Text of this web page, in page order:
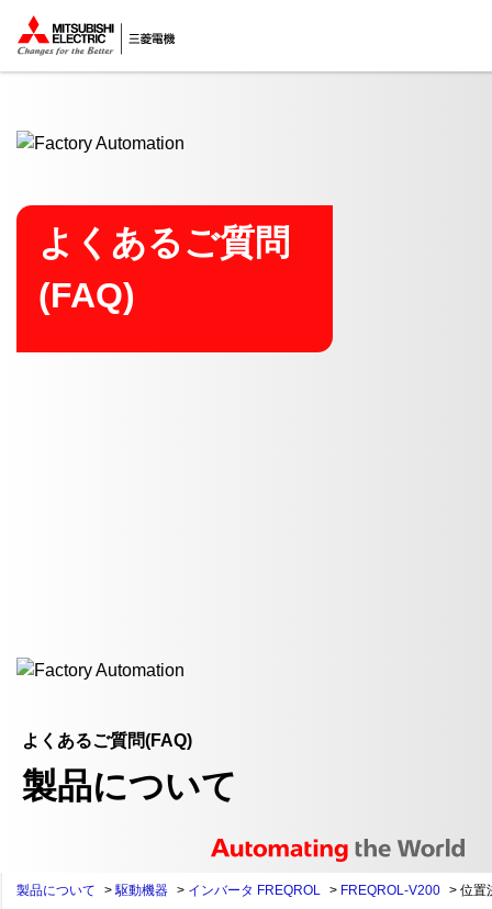
ここから本文
よくあるご質問
(FAQ)
よくあるご質問(FAQ)
製品について
製品について >駆動機器 > インバータ FREQROL > FREQROL-V200 > 位置